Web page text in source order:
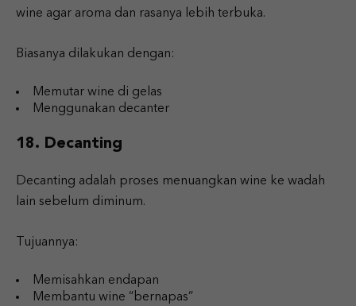
wine agar aroma dan rasanya lebih terbuka.
Biasanya dilakukan dengan:
Memutar wine di gelas
Menggunakan decanter
18. Decanting
Decanting adalah proses menuangkan wine ke wadah
lain sebelum diminum.
Tujuannya:
Memisahkan endapan
Membantu wine “bernapas”